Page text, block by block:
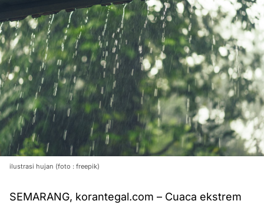
ilustrasi hujan (foto : freepik)
SEMARANG, korantegal.com – Cuaca ekstrem